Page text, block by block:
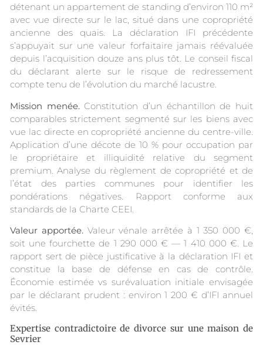
détenant un appartement de standing d’environ 110 m²
avec vue directe sur le lac, situé dans une copropriété
ancienne des quais. La déclaration IFI précédente
s’appuyait sur une valeur forfaitaire jamais réévaluée
depuis l’acquisition douze ans plus tôt. Le conseil fiscal
du déclarant alerte sur le risque de redressement
compte tenu de l’évolution du marché lacustre.
Mission menée. Constitution d’un échantillon de huit
comparables strictement segmenté sur les biens avec
vue lac directe en copropriété ancienne du centre-ville.
Application d’une décote de 10 % pour occupation par
le propriétaire et illiquidité relative du segment
premium. Analyse du règlement de copropriété et de
l’état des parties communes pour identifier les
pondérations négatives. Rapport conforme aux
standards de la Charte CEEI.
Valeur apportée.Valeur vénale arrêtée à 1 350 000 €,
soit une fourchette de 1 290 000 € — 1 410 000 €. Le
rapport sert de pièce justificative à la déclaration IFI et
constitue la base de défense en cas de contrôle.
Économie estimée vs surévaluation initiale envisagée
par le déclarant prudent : environ 1 200 € d’IFI annuel
évités.
Expertise contradictoire de divorce sur une maison de
Sevrier